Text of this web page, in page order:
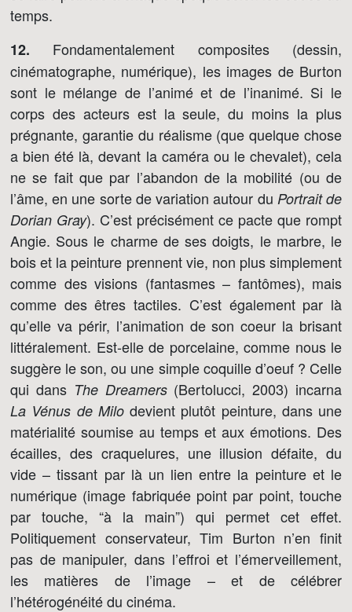
temps.
12. Fondamentalement composites (dessin,
cinématographe, numérique), les images de Burton
sont le mélange de l’animé et de l’inanimé. Si le
corps des acteurs est la seule, du moins la plus
prégnante, garantie du réalisme (que quelque chose
a bien été là, devant la caméra ou le chevalet), cela
ne se fait que par l’abandon de la mobilité (ou de
l’âme, en une sorte de variation autour du Portrait de
Dorian Gray). C’est précisément ce pacte que rompt
Angie. Sous le charme de ses doigts, le marbre, le
bois et la peinture prennent vie, non plus simplement
comme des visions (fantasmes – fantômes), mais
comme des êtres tactiles. C’est également par là
qu’elle va périr, l’animation de son coeur la brisant
littéralement. Est-elle de porcelaine, comme nous le
suggère le son, ou une simple coquille d’oeuf ? Celle
qui dans The Dreamers(Bertolucci, 2003) incarna
La Vénus de Milodevient plutôt peinture, dans une
matérialité soumise au temps et aux émotions. Des
écailles, des craquelures, une illusion défaite, du
vide – tissant par là un lien entre la peinture et le
numérique (image fabriquée point par point, touche
par touche, “à la main”) qui permet cet effet.
Politiquement conservateur, Tim Burton n’en finit
pas de manipuler, dans l’effroi et l’émerveillement,
les matières de l’image – et de célébrer
l’hétérogénéité du cinéma.